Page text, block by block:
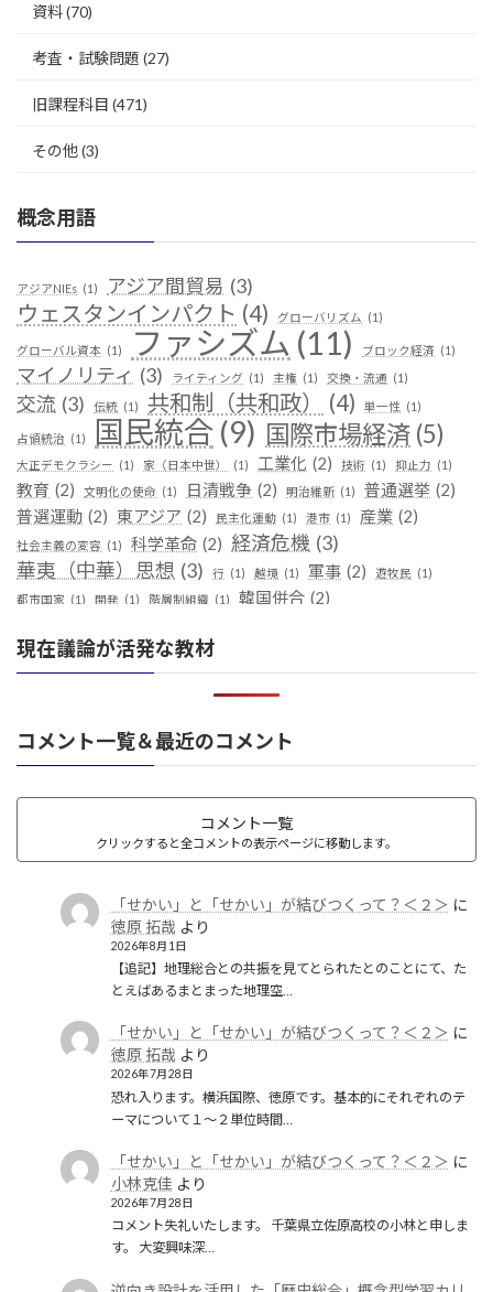
資料(70)
考査・試験問題 (27)
旧課程科目 (471)
その他(3)
概念用語
アジアNIEs (1) アジア間貿易 (3)
ウェスタンインパクト (4) グローバリズム (1)
グローバル資本 (1) ファシズム (11) ブロック経済 (1)
マイノリティ (3) ライティング (1) 主権 (1) 交換・流通 (1)
交流 (3) 伝統 (1) 共和制（共和政） (4) 単一性 (1)
占領統治 (1) 国民統合 (9) 国際市場経済 (5)
大正デモクラシー (1) 家（日本中世） (1) 工業化 (2) 技術 (1) 抑止力 (1)
教育 (2) 文明化の使命 (1) 日清戦争 (2) 明治維新 (1) 普通選挙 (2)
普選運動 (2) 東アジア (2) 民主化運動 (1) 港市 (1) 産業 (2)
社会主義の変容 (1) 科学革命 (2) 経済危機 (3)
華夷（中華）思想 (3) 行 (1) 越境 (1) 軍事 (2) 遊牧民 (1)
都市国家 (1) 開発 (1) 階層制組織 (1) 韓国併合 (2)
現在議論が活発な教材
コメント一覧＆最近のコメント
コメント一覧
クリックすると全コメントの表示ページに移動します。
「せかい」と「せかい」が結びつくって？＜２＞ に
徳原 拓哉 より
2026年8月1日
【追記】地理総合との共振を見てとられたとのことにて、た
とえばあるまとまった地理空…
「せかい」と「せかい」が結びつくって？＜２＞ に
徳原 拓哉 より
2026年7月28日
恐れ入ります。横浜国際、徳原です。基本的にそれぞれのテ
ーマについて１〜２単位時間…
「せかい」と「せかい」が結びつくって？＜２＞ に
小林克佳 より
2026年7月28日
コメント失礼いたします。 千葉県立佐原高校の小林と申しま
す。 大変興味深…